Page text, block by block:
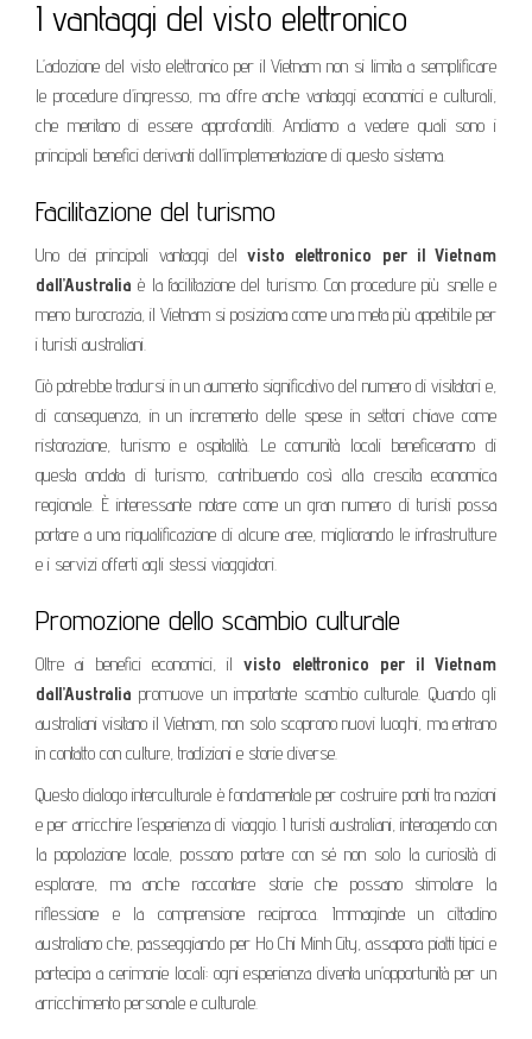
I vantaggi del visto elettronico
L’adozione del visto elettronico per il Vietnam non si limita a semplificare
le procedure d’ingresso, ma offre anche vantaggi economici e culturali,
che meritano di essere approfonditi. Andiamo a vedere quali sono i
principali benefici derivanti dall’implementazione di questo sistema.
Facilitazione del turismo
Uno dei principali vantaggi delvisto elettronico per il Vietnam
dall’Australia è la facilitazione del turismo. Con procedure più snelle e
meno burocrazia, il Vietnam si posiziona come una meta più appetibile per
i turisti australiani.
Ciò potrebbe tradursi in un aumento significativo del numero di visitatori e,
di conseguenza, in un incremento delle spese in settori chiave come
ristorazione, turismo e ospitalità. Le comunità locali beneficeranno di
questa ondata di turismo, contribuendo così alla crescita economica
regionale. È interessante notare come un gran numero di turisti possa
portare a una riqualificazione di alcune aree, migliorando le infrastrutture
e i servizi offerti agli stessi viaggiatori.
Promozione dello scambio culturale
Oltre ai benefici economici, il visto elettronico per il Vietnam
dall’Australia promuove un importante scambio culturale. Quando gli
australiani visitano il Vietnam, non solo scoprono nuovi luoghi, ma entrano
in contatto con culture, tradizioni e storie diverse.
Questo dialogo interculturale è fondamentale per costruire ponti tra nazioni
e per arricchire l’esperienza di viaggio. I turisti australiani, interagendo con
la popolazione locale, possono portare con sé non solo la curiosità di
esplorare, ma anche raccontare storie che possano stimolare la
riflessione e la comprensione reciproca. Immaginate un cittadino
australiano che, passeggiando per Ho Chi Minh City, assapora piatti tipici e
partecipa a cerimonie locali: ogni esperienza diventa un’opportunità per un
arricchimento personale e culturale.